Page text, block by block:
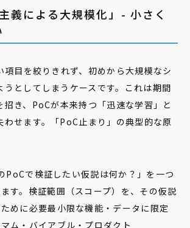
義による大規模化」- 小さく
項目を絞りきれず、初めから大規模なシ
うとしてしまうケースです。これは期間
招き、PoCが本来持つ「迅速な学習」と
わせます。「PoC止まり」の典型的な原
PoCで検証したい仮説は何か？」を一つ
す。検証範囲（スコープ）を、その仮説
めに必要最小限な機能・データに限定
ム・バイアブル・プロダクト